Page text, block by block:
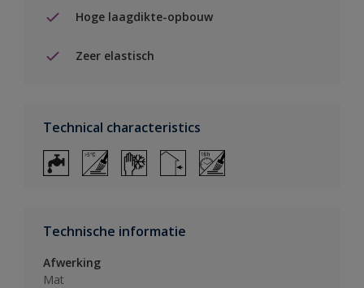
Hoge laagdikte-opbouw
Zeer elastisch
Technical characteristics
Technische informatie
Afwerking
Mat